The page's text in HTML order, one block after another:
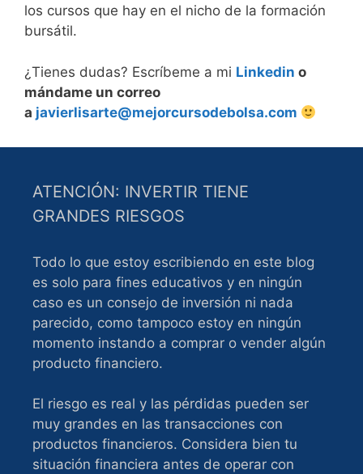
los cursos que hay en el nicho de la formación
bursátil.
¿Tienes dudas? Escríbeme a mi Linkedin o
mándame un correo
a javierlisarte@mejorcursodebolsa.com
ATENCIÓN: INVERTIR TIENE
GRANDES RIESGOS
Todo lo que estoy escribiendo en este blog
es solo para fines educativos y en ningún
caso es un consejo de inversión ni nada
parecido, como tampoco estoy en ningún
momento instando a comprar o vender algún
producto financiero.
El riesgo es real y las pérdidas pueden ser
muy grandes en las transacciones con
productos financieros. Considera bien tu
situación financiera antes de operar con